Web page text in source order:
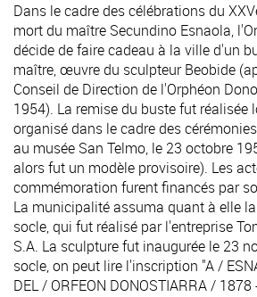
Dans le cadre des célébrations du
mort du maître Secundino Esnaola,
décide de faire cadeau à la ville d'un
maître, œuvre du sculpteur Beobide
Conseil de Direction de l'Orphéon
1954). La remise du buste fut réalisée
organisé dans le cadre des
au musée San Telmo, le 23 octobre
alors fut un modèle provisoire). Les
commémoration furent financés par
La municipalité assuma quant à elle
socle, qui fut réalisé par l'entreprise
S.A. La sculpture fut inaugurée le 23
socle, on peut lire l'inscription "A /
DEL / ORFEON DONOSTIARRA / 1878